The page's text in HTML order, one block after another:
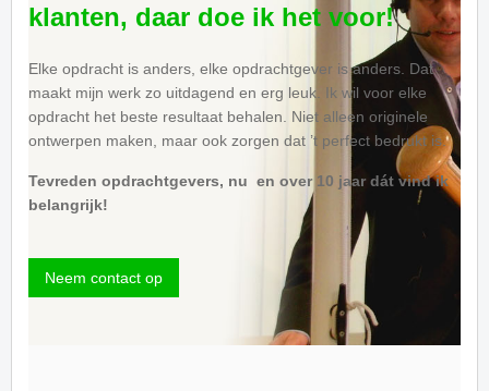
klanten, daar doe ik het voor!
Elke opdracht is anders, elke opdrachtgever is anders. Dat
maakt mijn werk zo uitdagend en erg leuk. Ik wil voor elke
opdracht het beste resultaat behalen. Niet alleen originele
ontwerpen maken, maar ook zorgen dat ’t perfect bedrukt is.
Tevreden opdrachtgevers, nu en over 10 jaar dát vind ik
belangrijk!
Neem contact op